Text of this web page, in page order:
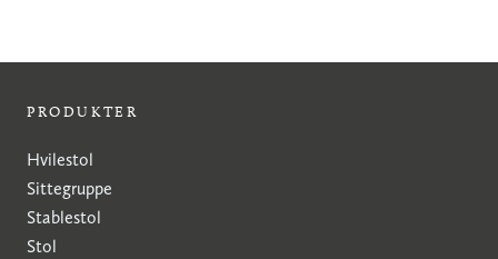
PRODUKTER
Hvilestol
Sittegruppe
Stablestol
Stol